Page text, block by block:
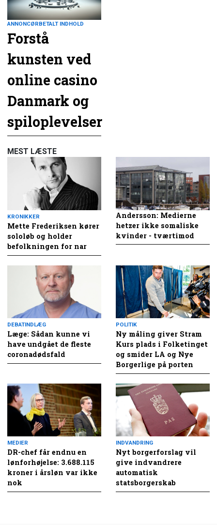
ANNONCØRBETALT INDHOLD
Forstå
kunsten ved
online casino
Danmark og
spiloplevelser
MEST LÆSTE
KRONIKKER
Mette Frederiksen kører
sololøb og holder
befolkningen for nar
Andersson: Medierne
hetzer ikke somaliske
kvinder - tværtimod
DEBATINDLÆG
Læge: Sådan kunne vi
have undgået de fleste
coronadødsfald
POLITIK
Ny måling giver Stram
Kurs plads i Folketinget
og smider LA og Nye
Borgerlige på porten
MEDIER
DR-chef får endnu en
lønforhøjelse: 3.688.115
kroner i årsløn var ikke
nok
INDVANDRING
Nyt borgerforslag vil
give indvandrere
automatisk
statsborgerskab